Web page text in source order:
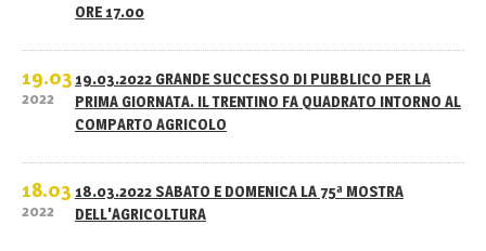
ORE 17.00
19.03
2022
19.03.2022 GRANDE SUCCESSO DI PUBBLICO PER LA
PRIMA GIORNATA. IL TRENTINO FA QUADRATO INTORNO AL
COMPARTO AGRICOLO
18.03
2022
18.03.2022 SABATO E DOMENICA LA 75ª MOSTRA
DELL'AGRICOLTURA